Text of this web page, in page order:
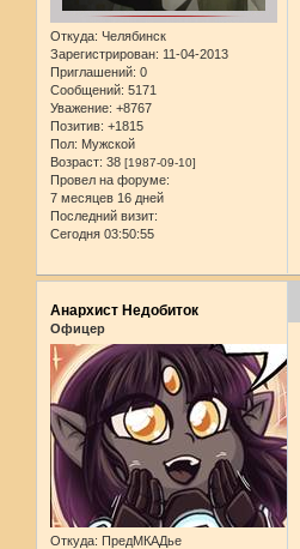
Откуда: Челябинск
Зарегистрирован: 11-04-2013
Приглашений: 0
Сообщений: 5171
Уважение: +8767
Позитив: +1815
Пол: Мужской
Возраст: 38 [1987-09-10]
Провел на форуме:
7 месяцев 16 дней
Последний визит:
Сегодня 03:50:55
Анархист Недобиток
Офицер
Откуда: ПредМКАДье